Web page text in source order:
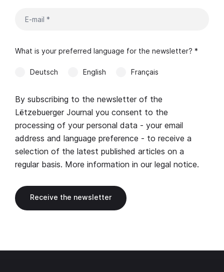
What is your preferred language for the newsletter? *
Deutsch English Français
By subscribing to the newsletter of the
Lëtzebuerger Journal you consent to the
processing of your personal data - your email
address and language preference - to receive a
selection of the latest published articles on a
regular basis. More information in our legal notice.